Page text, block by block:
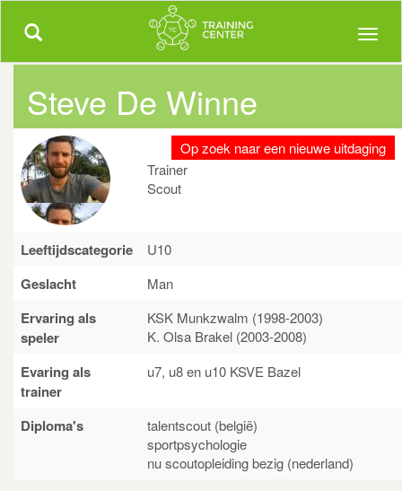
Meer dan 5000 uitgewerkte trainingen!
Toggle
Steve De Winne
Op zoek naar een nieuwe uitdaging
Trainer
Scout
Leeftijdscategorie U10
Geslacht Man
Ervaring als
speler
KSK Munkzwalm (1998-2003)
K. Olsa Brakel (2003-2008)
Evaring als
trainer
u7, u8 en u10 KSVE Bazel
Diploma's
talentscout (belgië)
sportpsychologie
nu scoutopleiding bezig (nederland)